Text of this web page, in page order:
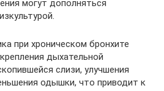
могут дополняться
при хроническом бронхите
дыхательной
слизи, улучшения
одышки, что приводит к